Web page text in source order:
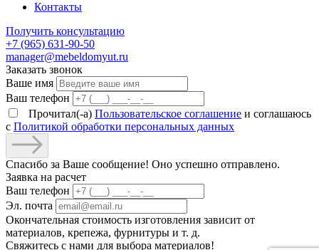
Контакты
Получить консультацию
+7 (965) 631-90-50
manager@mebeldomyut.ru
Заказать звонок
Ваше имя
Ваш телефон
Прочитал(-а) Пользовательское соглашение и соглашаюсь
с Политикой обработки персональных данных
Спасибо за Ваше сообщение! Оно успешно отправлено.
Заявка на расчет
Ваш телефон
Эл. почта
Окончательная стоимость изготовления зависит от
материалов, крепежа, фурнитуры и т. д.
Свяжитесь с нами для выбора материалов!